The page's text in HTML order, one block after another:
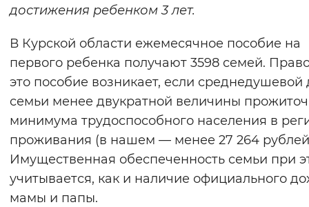
Синий фон
Изображения
Включены Выключены
Звуковой ассистент
Воспроизвести Остановить
Вернуть стандартные настройки
достижения ребенком 3 лет.
В Курской области ежемесячное пособие на
первого ребенка получают 3598 семей.
это пособие возникает, если среднедушевой
семьи менее двукратной величины
минимума трудоспособного населения в
проживания (в нашем — менее 27 264
Имущественная обеспеченность семьи при
учитывается, как и наличие официального
мамы и папы.